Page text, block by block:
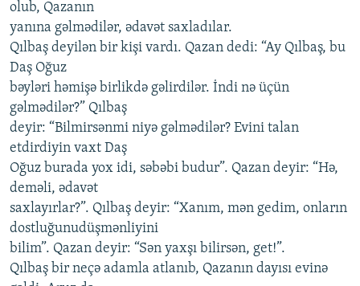
olub, Qazanın
yanına gəlmədilər, ədavət saxladılar.
Qılbaş deyilən bir kişi vardı. Qazan dedi: “Ay Qılbaş, bu
Daş Oğuz
bəyləri həmişə birlikdə gəlirdilər. İndi nə üçün
gəlmədilər?” Qılbaş
deyir: “Bilmirsənmi niyə gəlmədilər? Evini talan
etdirdiyin vaxt Daş
Oğuz burada yox idi, səbəbi budur”. Qazan deyir: “Hə,
deməli, ədavət
saxlayırlar?”. Qılbaş deyir: “Xanım, mən gedim, onların
dostluğunudüşmənliyini
bilim”. Qazan deyir: “Sən yaxşı bilirsən, get!”.
Qılbaş bir neçə adamla atlanıb, Qazanın dayısı evinə